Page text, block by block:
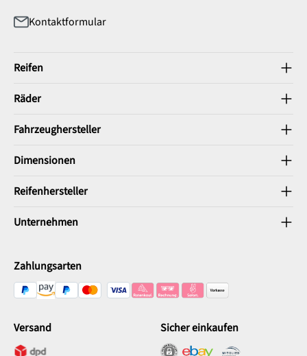
Kontaktformular
Reifen
Räder
Fahrzeughersteller
Dimensionen
Reifenhersteller
Unternehmen
Zahlungsarten
Versand Sicher einkaufen